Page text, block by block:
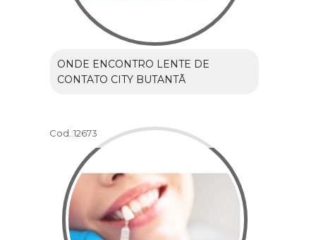
ONDE ENCONTRO LENTE DE
CONTATO CITY BUTANTÃ
Cod.:12673